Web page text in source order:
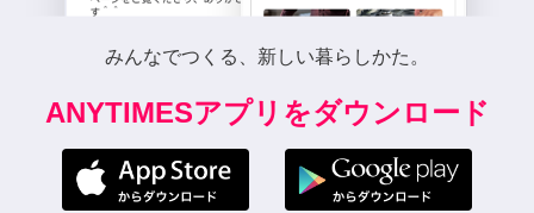
みんなでつくる、新しい暮らしかた。
ANYTIMESアプリをダウンロード